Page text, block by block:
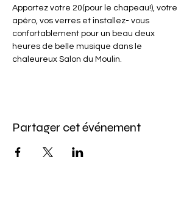
Apportez votre 20(pour le chapeau!), votre
apéro, vos verres et installez- vous
confortablement pour un beau deux
heures de belle musique dans le
chaleureux Salon du Moulin.
Partager cet événement